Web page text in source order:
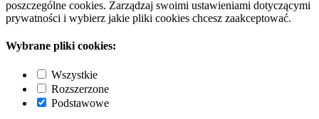
poszczególne cookies. Zarządzaj swoimi ustawieniami dotyczącymi
prywatności i wybierz jakie pliki cookies chcesz zaakceptować.
Wybrane pliki cookies:
Wszystkie
Rozszerzone
Podstawowe